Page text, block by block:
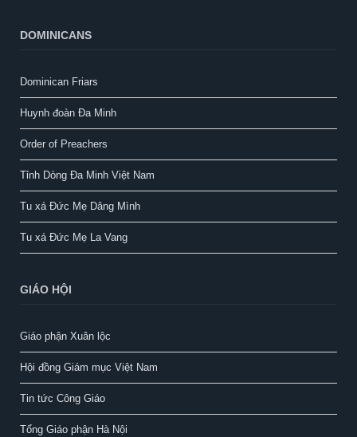
DOMINICANS
Dominican Friars
Huynh đoàn Đa Minh
Order of Preachers
Tỉnh Dòng Đa Minh Việt Nam
Tu xá Đức Mẹ Dâng Mình
Tu xá Đức Mẹ La Vang
GIÁO HỘI
Giáo phận Xuân lộc
Hội đồng Giám mục Việt Nam
Tin tức Công Giáo
Tổng Giáo phận Hà Nội